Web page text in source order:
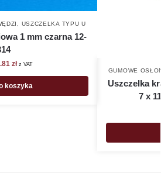
, USZCZELKA TYPU U
1 mm czarna 12-
zł z VAT
koszyka
GUMOWE
Uszczelka
7 x